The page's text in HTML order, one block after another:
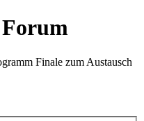
Finale zum Austausch